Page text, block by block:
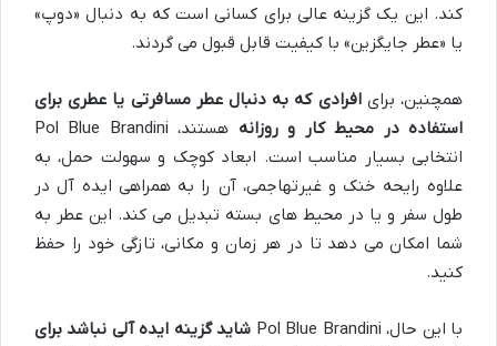
کند. این یک گزینه عالی برای کسانی است که به دنبال «دوپ»
یا «عطر جایگزین» با کیفیت قابل قبول می گردند.
همچنین، برایافرادی که به دنبال عطر مسافرتی یا عطری برای
استفاده در محیط کار و روزانه
هستند، Pol Blue Brandini
انتخابی بسیار مناسب است. ابعاد کوچک و سهولت حمل، به
علاوه رایحه خنک و غیرتهاجمی، آن را به همراهی ایده آل در
طول سفر و یا در محیط های بسته تبدیل می کند. این عطر به
شما امکان می دهد تا در هر زمان و مکانی، تازگی خود را حفظ
کنید.
با این حال، Pol Blue Brandini
شاید گزینه ایده آلی نباشد برای